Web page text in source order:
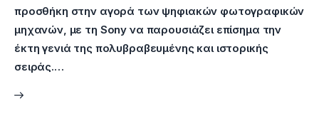
προσθήκη στην αγορά των ψηφιακών φωτογραφικών
μηχανών, με τη Sony να παρουσιάζει επίσημα την
έκτη γενιά της πολυβραβευμένης και ιστορικής
σειράς.…